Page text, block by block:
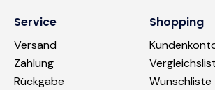
Service
Versand
Zahlung
Rückgabe
Shopping
Wunschliste